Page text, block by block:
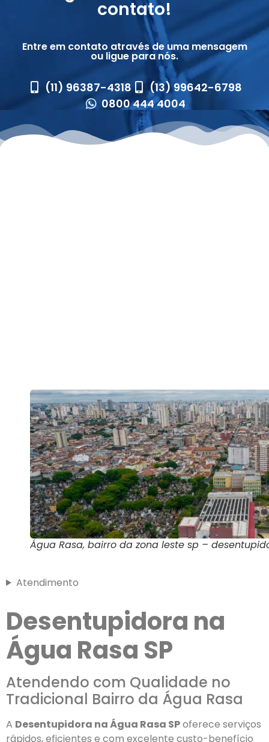
contato!
Entre em contato através de uma mensagem
ou ligue para nós.
(11) 96387-4318
(13) 99642-6798
0800 444 4004
Água Rasa, bairro da zona leste sp –
Atendimento
Desentupidora na
Água Rasa SP
Atendendo com Qualidade no
Tradicional Bairro da Água Rasa
A Desentupidora na Água Rasa SPoferece serviços
rápidos, eficientes e com excelente custo-benefício